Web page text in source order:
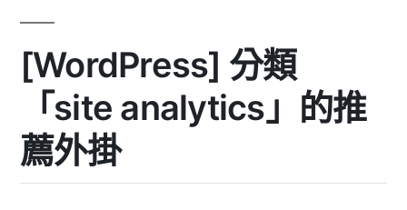
[WordPress] 分類
「site analytics」的推
薦外掛